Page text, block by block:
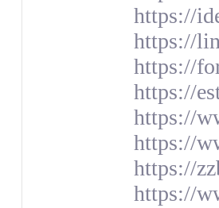
https://
https://
https://
https://
https://
https://
https://
https://